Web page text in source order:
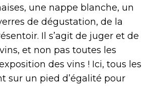
une nappe blanche, un
de dégustation, de la
Il s’agit de juger et de
et non pas toutes les
des vins ! Ici, tous les
sur un pied d’égalité pour